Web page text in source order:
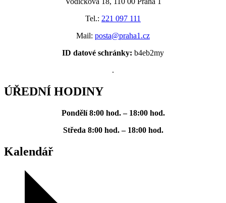
Tel.: 221 097 111
Mail: posta@praha1.cz
ID datové schránky: b4eb2my
.
ÚŘEDNÍ HODINY
Pondělí 8:00 hod. – 18:00 hod.
Středa 8:00 hod. – 18:00 hod.
Kalendář